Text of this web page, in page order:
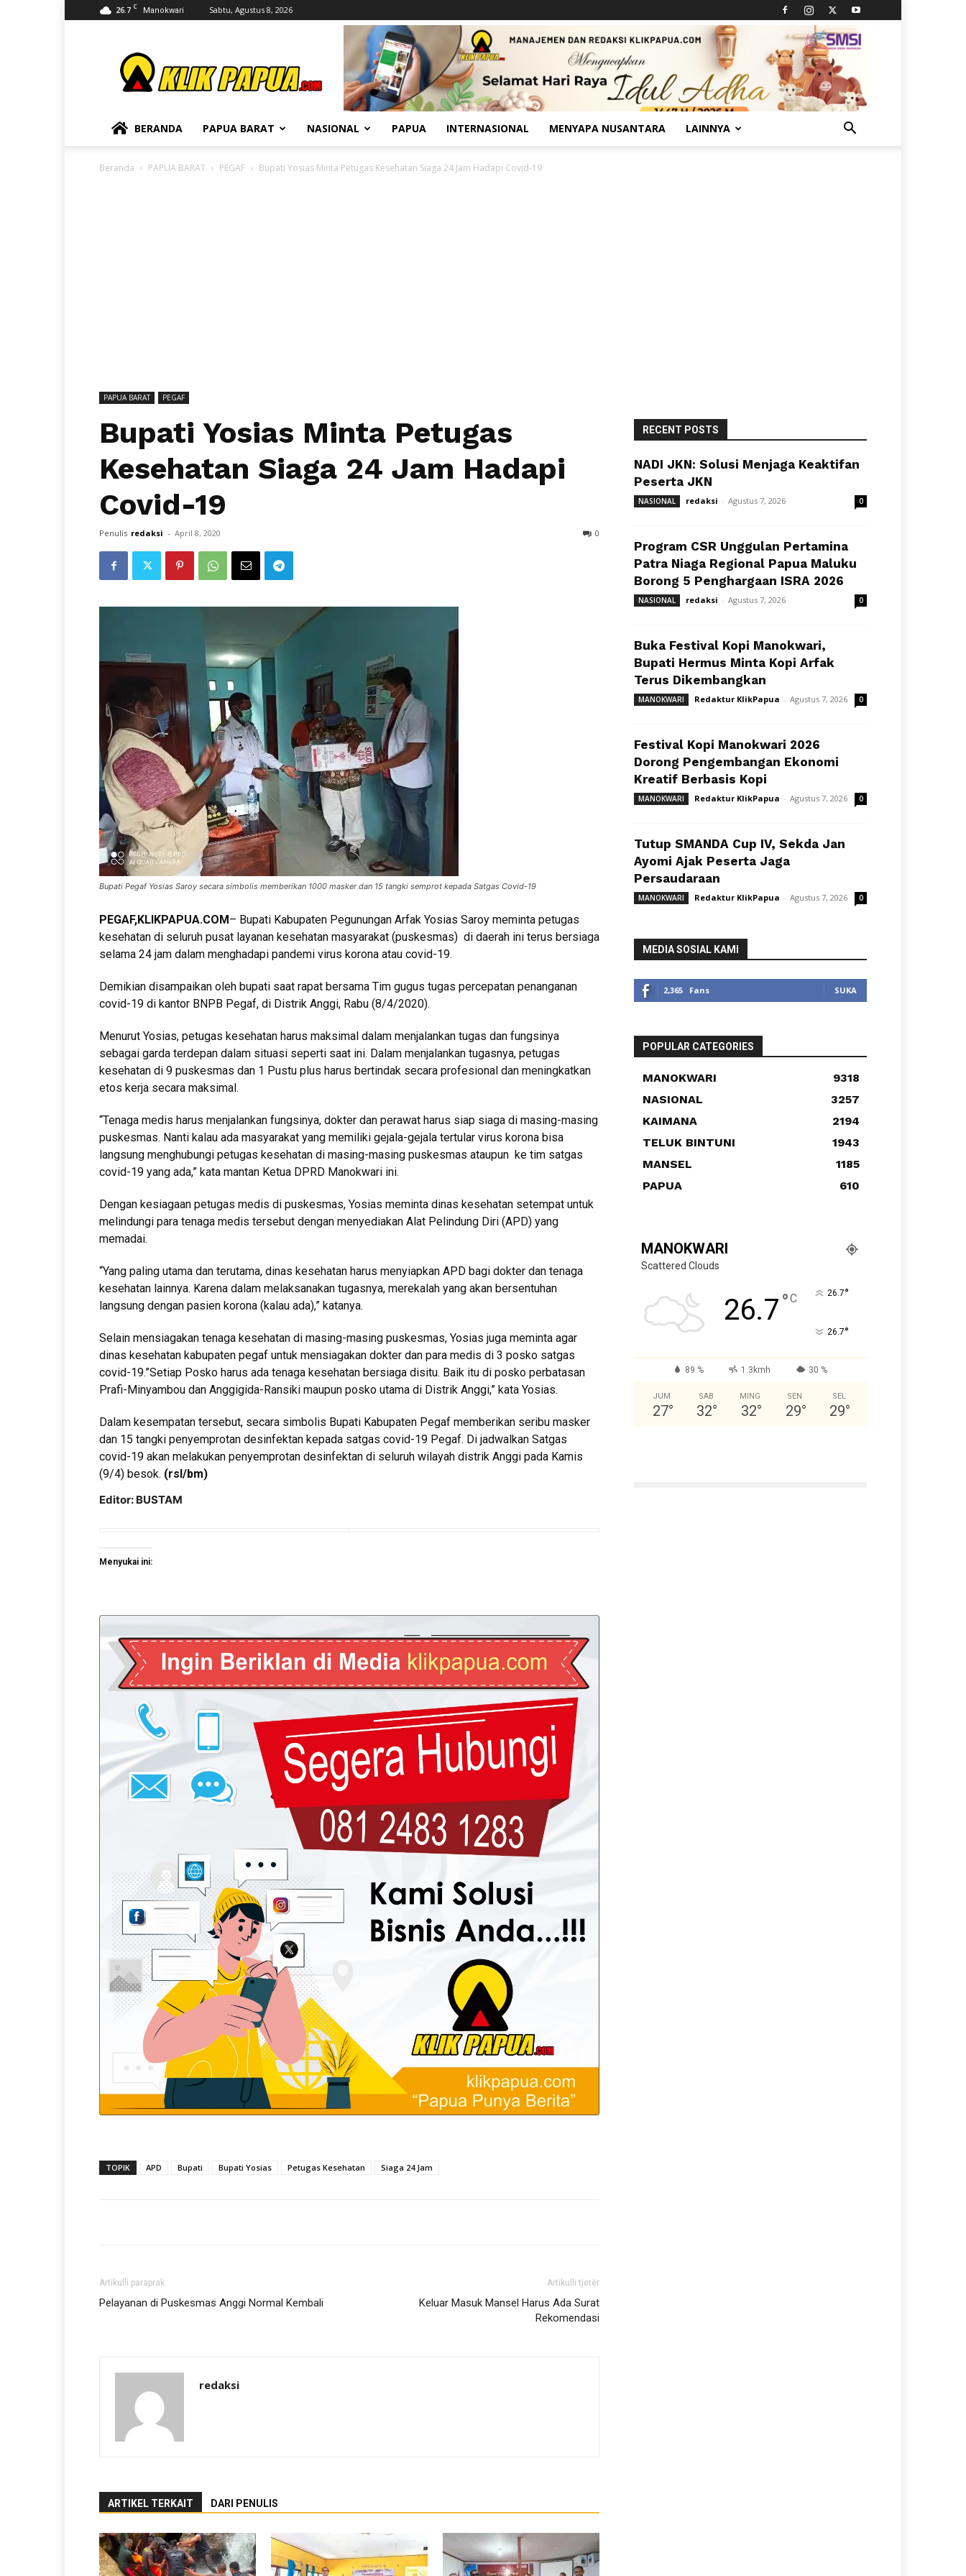
26.7 C Manokwari Sabtu, Agustus 8, 2026
BERANDA PAPUA BARAT NASIONAL PAPUA INTERNASIONAL MENYAPA NUSANTARA LAINNYA
Beranda PAPUA BARAT PEGAF Bupati Yosias Minta Petugas Kesehatan Siaga 24 Jam Hadapi Covid-19
PAPUA BARAT PEGAF
Bupati Yosias Minta Petugas
Kesehatan Siaga 24 Jam Hadapi
Covid-19
Penulis redaksi - April 8, 2020 0
Bupati Pegaf Yosias Saroy secara simbolis memberikan 1000 masker dan 15 tangki semprot kepada Satgas Covid-19
PEGAF,KLIKPAPUA.COM– Bupati Kabupaten Pegunungan Arfak Yosias Saroy meminta petugas
kesehatan di seluruh pusat layanan kesehatan masyarakat (puskesmas) di daerah ini terus bersiaga
selama 24 jam dalam menghadapi pandemi virus korona atau covid-19.
Demikian disampaikan oleh bupati saat rapat bersama Tim gugus tugas percepatan penanganan
covid-19 di kantor BNPB Pegaf, di Distrik Anggi, Rabu (8/4/2020).
Menurut Yosias, petugas kesehatan harus maksimal dalam menjalankan tugas dan fungsinya
sebagai garda terdepan dalam situasi seperti saat ini. Dalam menjalankan tugasnya, petugas
kesehatan di 9 puskesmas dan 1 Pustu plus harus bertindak secara profesional dan meningkatkan
etos kerja secara maksimal.
“Tenaga medis harus menjalankan fungsinya, dokter dan perawat harus siap siaga di masing-masing
puskesmas. Nanti kalau ada masyarakat yang memiliki gejala-gejala tertular virus korona bisa
langsung menghubungi petugas kesehatan di masing-masing puskesmas ataupun ke tim satgas
covid-19 yang ada,” kata mantan Ketua DPRD Manokwari ini.
Dengan kesiagaan petugas medis di puskesmas, Yosias meminta dinas kesehatan setempat untuk
melindungi para tenaga medis tersebut dengan menyediakan Alat Pelindung Diri (APD) yang
memadai.
“Yang paling utama dan terutama, dinas kesehatan harus menyiapkan APD bagi dokter dan tenaga
kesehatan lainnya. Karena dalam melaksanakan tugasnya, merekalah yang akan bersentuhan
langsung dengan pasien korona (kalau ada),” katanya.
Selain mensiagakan tenaga kesehatan di masing-masing puskesmas, Yosias juga meminta agar
dinas kesehatan kabupaten pegaf untuk mensiagakan dokter dan para medis di 3 posko satgas
covid-19.”Setiap Posko harus ada tenaga kesehatan bersiaga disitu. Baik itu di posko perbatasan
Prafi-Minyambou dan Anggigida-Ransiki maupun posko utama di Distrik Anggi,” kata Yosias.
Dalam kesempatan tersebut, secara simbolis Bupati Kabupaten Pegaf memberikan seribu masker
dan 15 tangki penyemprotan desinfektan kepada satgas covid-19 Pegaf. Di jadwalkan Satgas
covid-19 akan melakukan penyemprotan desinfektan di seluruh wilayah distrik Anggi pada Kamis
(9/4) besok. (rsl/bm)
Editor: BUSTAM
Menyukai ini:
TOPIK APD Bupati Bupati Yosias Petugas Kesehatan Siaga 24 Jam
Artikulli paraprak
Pelayanan di Puskesmas Anggi Normal Kembali
Artikulli tjetër
Keluar Masuk Mansel Harus Ada Surat
Rekomendasi
redaksi
ARTIKEL TERKAIT DARI PENULIS
RECENT POSTS
NADI JKN: Solusi Menjaga Keaktifan
Peserta JKN
NASIONAL redaksi - Agustus 7, 2026 0
Program CSR Unggulan Pertamina
Patra Niaga Regional Papua Maluku
Borong 5 Penghargaan ISRA 2026
NASIONAL redaksi - Agustus 7, 2026 0
Buka Festival Kopi Manokwari,
Bupati Hermus Minta Kopi Arfak
Terus Dikembangkan
MANOKWARI Redaktur KlikPapua - Agustus 7, 2026 0
Festival Kopi Manokwari 2026
Dorong Pengembangan Ekonomi
Kreatif Berbasis Kopi
MANOKWARI Redaktur KlikPapua - Agustus 7, 2026 0
Tutup SMANDA Cup IV, Sekda Jan
Ayomi Ajak Peserta Jaga
Persaudaraan
MANOKWARI Redaktur KlikPapua - Agustus 7, 2026 0
MEDIA SOSIAL KAMI
2,365 Fans SUKA
POPULAR CATEGORIES
MANOKWARI
9318
NASIONAL
3257
KAIMANA
2194
TELUK BINTUNI
1943
MANSEL
1185
PAPUA
610
MANOKWARI
Scattered Clouds
26.7°C 26.7°
26.7°
89 % 1.3kmh 30 %
JUM
27°
SAB
32°
MING
32°
SEN
29°
SEL
29°